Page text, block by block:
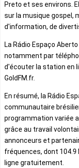
Preto et ses environs.
sur la musique gospel,
d'information, de
La Rádio Espaço
notamment par
d'écouter la station en
GoldFM.fr.
En résumé, la Rádio
communautaire
programmation variée
grâce au travail
annonceurs et
fréquences, dont
ligne gratuitement.